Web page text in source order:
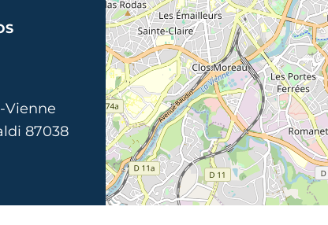
Vienne
87038